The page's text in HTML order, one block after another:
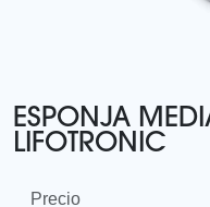
ESPONJA
LIFOTRONIC
Precio